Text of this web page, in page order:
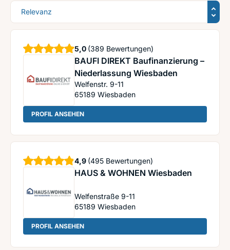
Sortierung
BAUFI DIREKT Baufinanzierung –
Niederlassung Wiesbaden
Welfenstr. 9-11
65189 Wiesbaden
5,0 Sterne
(389 Bewertungen)
PROFIL ANSEHEN: BAUFI DIREKT Baufinanzierung –
HAUS & WOHNEN Wiesbaden
Welfenstraße 9-11
65189 Wiesbaden
4,9 Sterne
(495 Bewertungen)
PROFIL ANSEHEN: HAUS & WOHNEN Wiesbaden